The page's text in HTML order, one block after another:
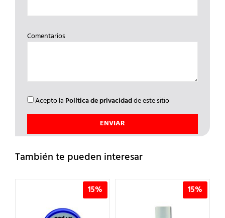
Comentarios
Acepto la Política de privacidadde este sitio
También te pueden interesar
15% 15%